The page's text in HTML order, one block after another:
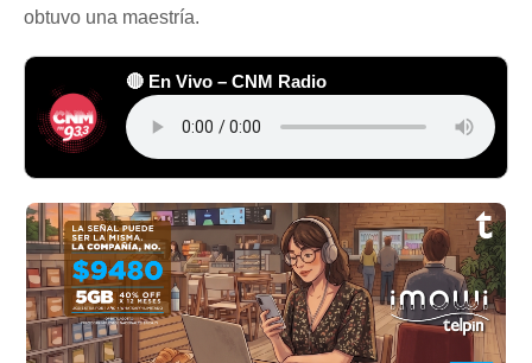
obtuvo una maestría.
🔴 En Vivo – CNM Radio